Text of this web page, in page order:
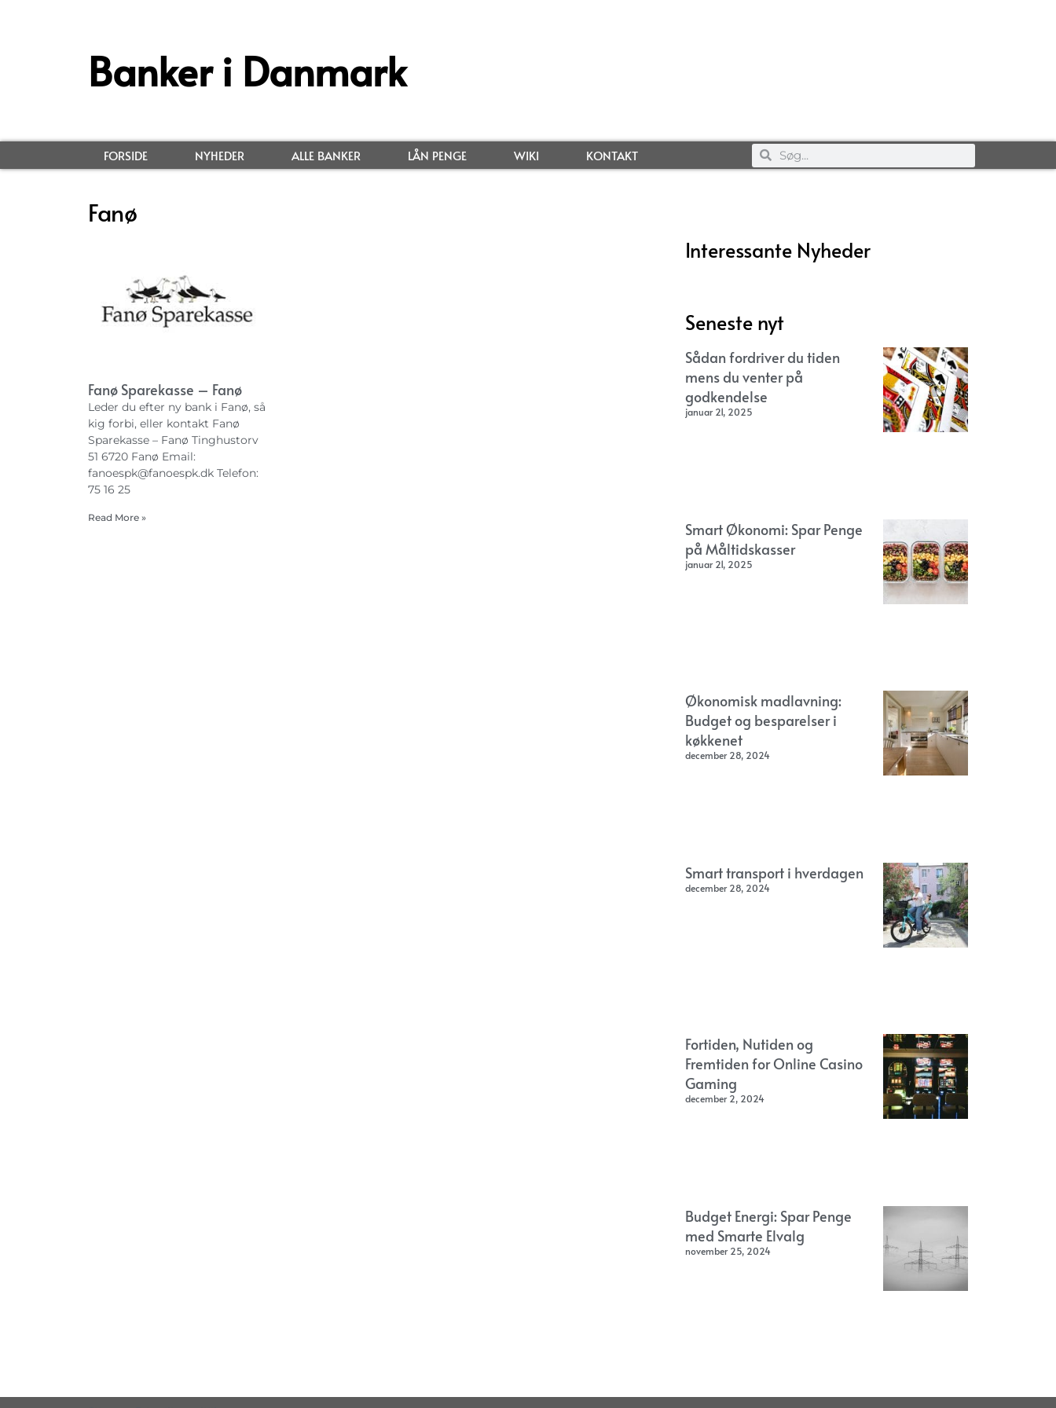
Banker i Danmark
FORSIDE NYHEDER ALLE BANKER LÅN PENGE WIKI KONTAKT
Fanø
Fanø Sparekasse – Fanø
Leder du efter ny bank i Fanø, så
kig forbi, eller kontakt Fanø
Sparekasse – Fanø Tinghustorv
51 6720 Fanø Email:
fanoespk@fanoespk.dk Telefon:
75 16 25
Read More »
Interessante Nyheder
Seneste nyt
Sådan fordriver du tiden
mens du venter på
godkendelse
januar 21, 2025
Smart Økonomi: Spar Penge
på Måltidskasser
januar 21, 2025
Økonomisk madlavning:
Budget og besparelser i
køkkenet
december 28, 2024
Smart transport i hverdagen
december 28, 2024
Fortiden, Nutiden og
Fremtiden for Online Casino
Gaming
december 2, 2024
Budget Energi: Spar Penge
med Smarte Elvalg
november 25, 2024